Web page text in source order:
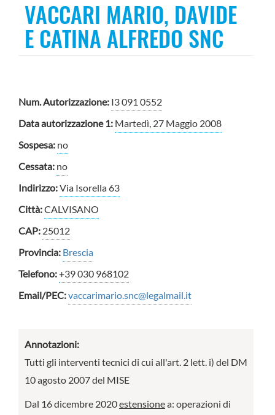
VACCARI MARIO, DAVIDE
E CATINA ALFREDO SNC
Num. Autorizzazione: I3 091 0552
Data autorizzazione 1: Martedì, 27 Maggio 2008
Sospesa: no
Cessata: no
Indirizzo:Via Isorella 63
Città:CALVISANO
CAP: 25012
Provincia: Brescia
Telefono:+39 030 968102
Email/PEC:vaccarimario.snc@legalmail.it
Annotazioni:
Tutti gli interventi tecnici di cui all'art. 2 lett. i) del DM
10 agosto 2007 del MISE
Dal 16 dicembre 2020estensionea: operazioni di